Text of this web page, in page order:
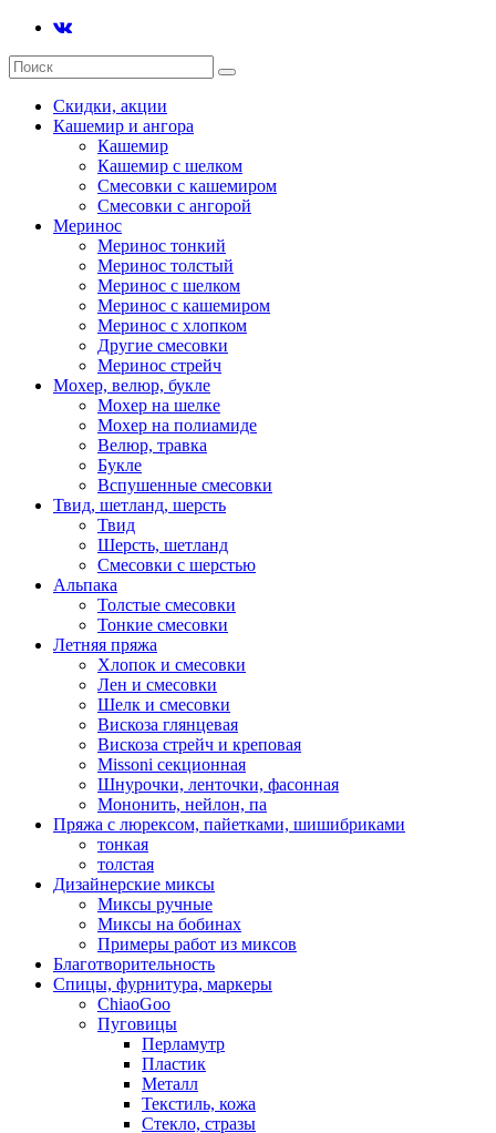
Скидки, акции
Кашемир и ангора
Кашемир
Кашемир с шелком
Смесовки с кашемиром
Смесовки с ангорой
Меринос
Меринос тонкий
Меринос толстый
Меринос с шелком
Меринос с кашемиром
Меринос с хлопком
Другие смесовки
Меринос стрейч
Мохер, велюр, букле
Мохер на шелке
Мохер на полиамиде
Велюр, травка
Букле
Вспушенные смесовки
Твид, шетланд, шерсть
Твид
Шерсть, шетланд
Смесовки с шерстью
Альпака
Толстые смесовки
Тонкие смесовки
Летняя пряжа
Хлопок и смесовки
Лен и смесовки
Шелк и смесовки
Вискоза глянцевая
Вискоза стрейч и креповая
Missoni секционная
Шнурочки, ленточки, фасонная
Мононить, нейлон, па
Пряжа с люрексом, пайетками, шишибриками
тонкая
толстая
Дизайнерские миксы
Миксы ручные
Миксы на бобинах
Примеры работ из миксов
Благотворительность
Спицы, фурнитура, маркеры
ChiaoGoo
Пуговицы
Перламутр
Пластик
Металл
Текстиль, кожа
Стекло, стразы